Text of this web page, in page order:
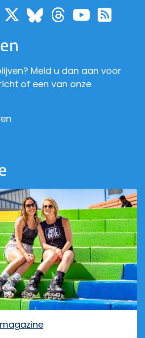
de pagina van
naar de pagina
Ga naar de
Ga naar de
Ga naar de
Ga naar
Ga
Meld u dan aan voor
of een van onze